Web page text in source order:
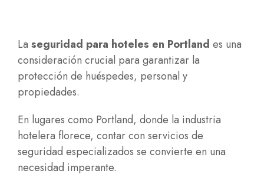
CONTÁCTANOS
La seguridad para hoteles en Portland es una
consideración crucial para garantizar la
protección de huéspedes, personal y
propiedades.
En lugares como Portland, donde la industria
hotelera florece, contar con servicios de
seguridad especializados se convierte en una
necesidad imperante.